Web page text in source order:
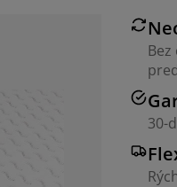
30-